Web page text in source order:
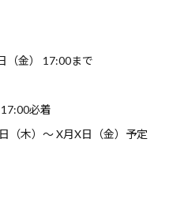
（金） 17:00まで
必着
（木）〜 X月X日（金）予定